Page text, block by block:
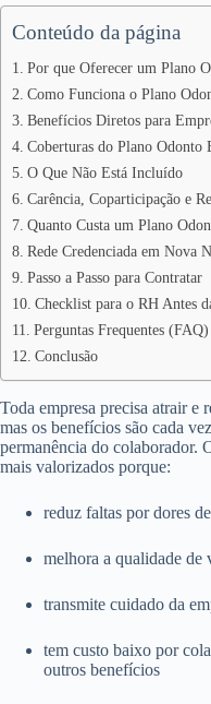
Conteúdo da página
Por que Oferecer um Plano
Como Funciona o Plano
Benefícios Diretos para
Coberturas do Plano Odonto
O Que Não Está Incluído
Carência, Coparticipação e
Quanto Custa um Plano
Rede Credenciada em Nova
Passo a Passo para Contratar
Checklist para o RH Antes
Perguntas Frequentes (FAQ)
Conclusão
Toda empresa precisa atrair e
mas os benefícios são cada
permanência do colaborador.
mais valorizados porque:
reduz faltas por dores
melhora a qualidade de
transmite cuidado da
tem custo baixo por
outros benefícios